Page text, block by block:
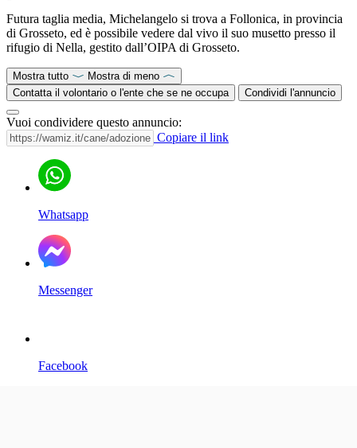
Futura taglia media, Michelangelo si trova a Follonica, in provincia
di Grosseto, ed è possibile vedere dal vivo il suo musetto presso il
rifugio di Nella, gestito dall’OIPA di Grosseto.
Mostra tutto
Mostra di meno
Contatta il volontario o l'ente che se ne occupa
Condividi l'annuncio
Vuoi condividere questo annuncio:
Copiare il link
Whatsapp
Messenger
Facebook